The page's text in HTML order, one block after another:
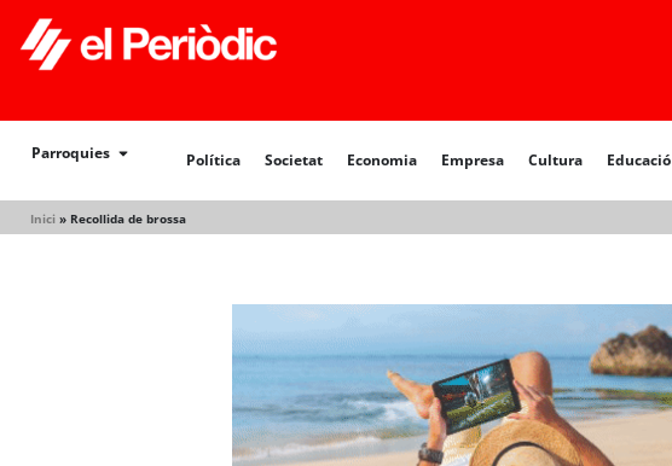
Parroquies Política Societat Economia Empresa Cultura Educació
Inici » Recollida de brossa
Política Societat